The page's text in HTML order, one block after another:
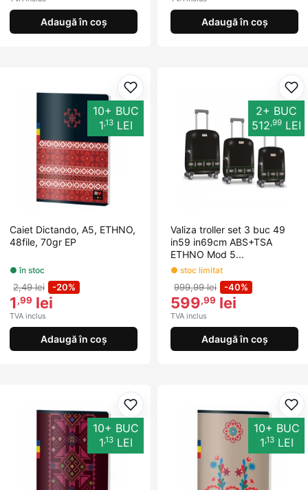
Adaugă în coș Adaugă în coș
Adaugă la favorite
10+ BUC
1,13LEI
Caiet Dictando, A5, ETHNO,
48file, 70gr EP
● în stoc
2,49 lei -20%
1,99 lei
TVA inclus
Adaugă în coș
2+ BUC
512,99 LEI
Valiza troller set 3 buc 49
in59 in69cm ABS+TSA
ETHNO Mod 5...
● stoc limitat
999,99 lei -40%
599,99 lei
TVA inclus
Adaugă în coș
Adaugă la favorite
10+ BUC
1 ,13LEI
10+ BUC
1 ,13LEI